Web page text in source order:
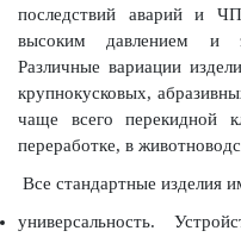
последствий аварий и
высоким давлением и
Различные вариации
крупнокусковых,
чаще всего перекидной
переработке, в
Все стандартные изделия
универсальность.